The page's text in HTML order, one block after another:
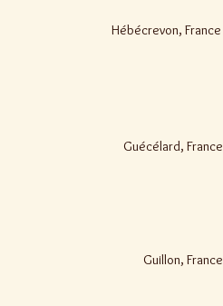
Hébécrevon, France
Guécélard, France
Guillon, France